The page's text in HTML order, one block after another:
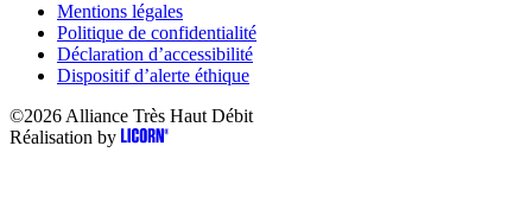
Mentions légales
Politique de confidentialité
Déclaration d’accessibilité
Dispositif d’alerte éthique
©2026 Alliance Très Haut Débit
Réalisation by